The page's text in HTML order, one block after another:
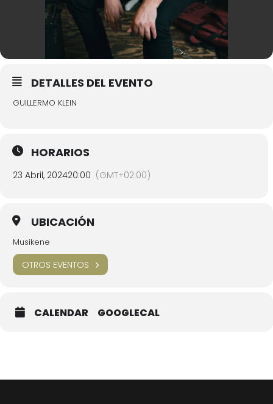
DETALLES DEL EVENTO
GUILLERMO KLEIN
HORARIOS
23 Abril, 202420:00 (GMT+02:00)
UBICACIÓN
Musikene
OTROS EVENTOS
CALENDAR GOOGLECAL